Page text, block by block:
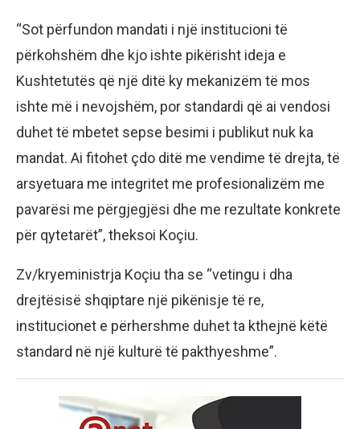
“Sot përfundon mandati i një institucioni të
përkohshëm dhe kjo ishte pikërisht ideja e
Kushtetutës që një ditë ky mekanizëm të mos
ishte më i nevojshëm, por standardi që ai vendosi
duhet të mbetet sepse besimi i publikut nuk ka
mandat. Ai fitohet çdo ditë me vendime të drejta, të
arsyetuara me integritet me profesionalizëm me
pavarësi me përgjegjësi dhe me rezultate konkrete
për qytetarët”, theksoi Koçiu.
Zv/kryeministrja Koçiu tha se “vetingu i dha
drejtësisë shqiptare një pikënisje të re,
institucionet e përhershme duhet ta kthejnë këtë
standard në një kulturë të pakthyeshme”.